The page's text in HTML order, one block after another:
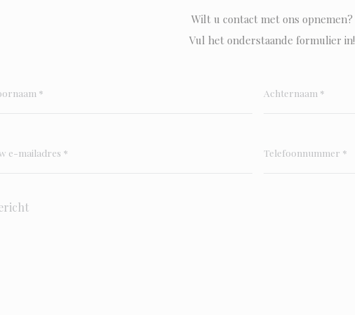
Wilt u contact met ons opnemen?
Vul het onderstaande formulier in!